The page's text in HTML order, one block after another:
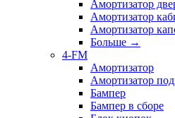
Амортизатор
Амортизатор
Амортизатор
Больше →
4-FM
Амортизатор
Амортизатор
Бампер
Бампер в сборе